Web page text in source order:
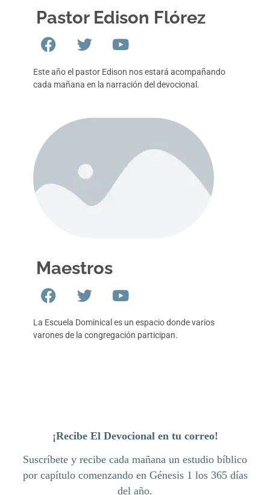
Pastor Edison Flórez
Este año el pastor Edison nos estará acompañando
cada mañana en la narración del devocional.
Maestros
La Escuela Dominical es un espacio donde varios
varones de la congregación participan.
¡Recibe El Devocional en tu correo!
Suscríbete y recibe cada mañana un estudio bíblico
por capítulo comenzando en Génesis 1 los 365 días
del año.